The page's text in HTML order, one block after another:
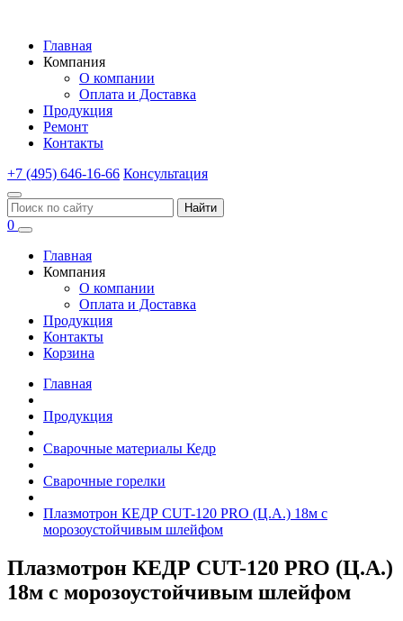
Главная
Компания
О компании
Оплата и Доставка
Продукция
Ремонт
Контакты
+7 (495) 646-16-66 Консультация
Найти
0
Главная
Компания
О компании
Оплата и Доставка
Продукция
Контакты
Корзина
Главная
Продукция
Сварочные материалы Кедр
Сварочные горелки
Плазмотрон КЕДР CUT-120 PRO (Ц.А.) 18м с
морозоустойчивым шлейфом
Плазмотрон КЕДР CUT-120 PRO (Ц.А.)
18м с морозоустойчивым шлейфом